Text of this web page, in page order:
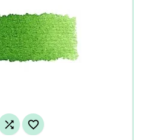
 